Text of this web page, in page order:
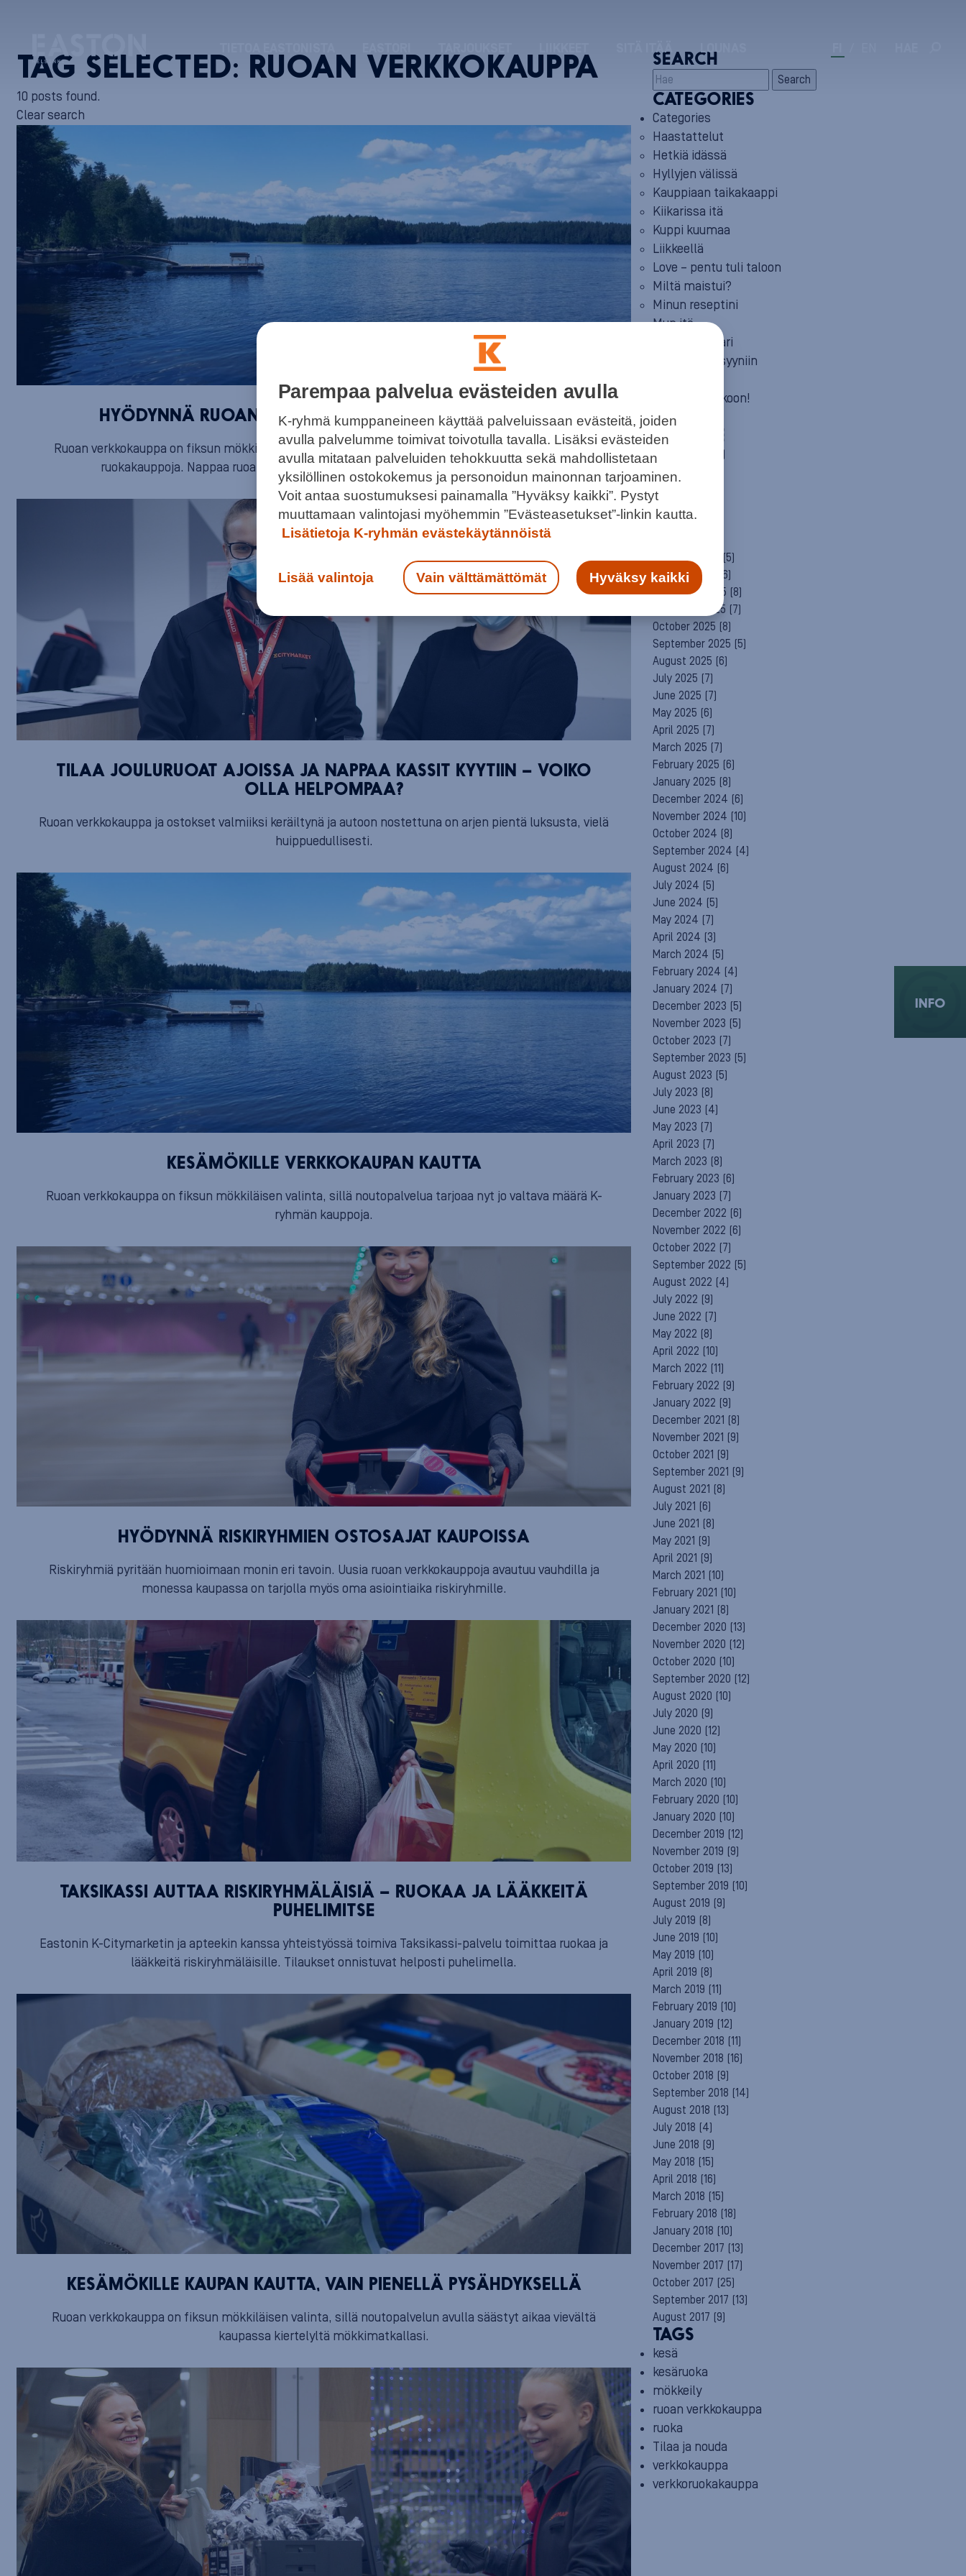
SITÄ ITÄÄ LOUNAS
SEARCH
Search
CATEGORIES
Categories
Haastattelut
Hetkiä idässä
Hyllyjen välissä
Kauppiaan taikakaappi
Kiikarissa itä
Kuppi kuumaa
Liikkeellä
Love – pentu tuli taloon
Miltä maistui?
Minun reseptini
Mun itä
Neuvosta vaari
Parempaan syyniin
Summeri soikoon!
Yleinen
ARCHIVE
August 2026
(1)
July 2026
June 2026
May 2026
April 2026
February 2026
(5)
January 2026
(6)
December 2025 (8)
November 2025 (7)
October 2025 (8)
September 2025 (5)
August 2025 (6)
July 2025 (7)
June 2025 (7)
May 2025 (6)
April 2025 (7)
March 2025 (7)
February 2025 (6)
January 2025 (8)
December 2024 (6)
November 2024 (10)
October 2024 (8)
September 2024 (4)
August 2024 (6)
July 2024 (5)
June 2024 (5)
May 2024 (7)
April 2024 (3)
March 2024 (5)
February 2024 (4)
January 2024 (7)
December 2023 (5)
November 2023 (5)
October 2023 (7)
September 2023 (5)
August 2023 (5)
July 2023 (8)
June 2023 (4)
May 2023 (7)
April 2023 (7)
March 2023 (8)
February 2023 (6)
January 2023 (7)
December 2022 (6)
November 2022 (6)
October 2022 (7)
September 2022 (5)
August 2022 (4)
July 2022 (9)
June 2022 (7)
May 2022 (8)
April 2022 (10)
March 2022 (11)
February 2022 (9)
January 2022 (9)
December 2021 (8)
November 2021 (9)
October 2021 (9)
September 2021 (9)
August 2021 (8)
July 2021 (6)
June 2021 (8)
May 2021 (9)
April 2021 (9)
March 2021 (10)
February 2021 (10)
January 2021 (8)
December 2020 (13)
November 2020 (12)
October 2020 (10)
September 2020 (12)
August 2020 (10)
July 2020 (9)
June 2020 (12)
May 2020 (10)
April 2020 (11)
March 2020 (10)
February 2020 (10)
January 2020 (10)
December 2019 (12)
November 2019 (9)
October 2019 (13)
September 2019 (10)
August 2019 (9)
July 2019 (8)
June 2019 (10)
May 2019 (10)
April 2019 (8)
March 2019 (11)
February 2019 (10)
January 2019 (12)
December 2018 (11)
November 2018 (16)
October 2018 (9)
September 2018 (14)
August 2018 (13)
July 2018 (4)
June 2018 (9)
May 2018 (15)
April 2018 (16)
March 2018 (15)
February 2018 (18)
January 2018 (10)
December 2017 (13)
November 2017 (17)
October 2017 (25)
September 2017 (13)
August 2017 (9)
TAGS
kesä
kesäruoka
mökkeily
ruoan verkkokauppa
ruoka
Tilaa ja nouda
verkkokauppa
verkkoruokakauppa
TAG SELECTED: RUOAN VERKKOKAUPPA
10 posts found.
Clear search
HYÖDYNNÄ RUOAN VERKKOKAUPPAA KESÄOSTOKSILLE
Ruoan verkkokauppa on fiksun mökkiläisen valinta, sillä noutopalvelu löytyy valtaosasta K-ryhmän
ruokakauppoja. Nappaa ruoat mukaan Eastonista tai hyödynnä muita K-kauppoja.
TILAA JOULURUOAT AJOISSA JA NAPPAA KASSIT KYYTIIN – VOIKO
OLLA HELPOMPAA?
Ruoan verkkokauppa ja ostokset valmiiksi keräiltynä ja autoon nostettuna on arjen pientä luksusta, vielä
huippuedullisesti.
KESÄMÖKILLE VERKKOKAUPAN KAUTTA
Ruoan verkkokauppa on fiksun mökkiläisen valinta, sillä noutopalvelua tarjoaa nyt jo valtava määrä K-
ryhmän kauppoja.
HYÖDYNNÄ RISKIRYHMIEN OSTOSAJAT KAUPOISSA
Riskiryhmiä pyritään huomioimaan monin eri tavoin. Uusia ruoan verkkokauppoja avautuu vauhdilla ja
monessa kaupassa on tarjolla myös oma asiointiaika riskiryhmille.
TAKSIKASSI AUTTAA RISKIRYHMÄLÄISIÄ – RUOKAA JA LÄÄKKEITÄ
PUHELIMITSE
Eastonin K-Citymarketin ja apteekin kanssa yhteistyössä toimiva Taksikassi-palvelu toimittaa ruokaa ja
lääkkeitä riskiryhmäläisille. Tilaukset onnistuvat helposti puhelimella.
KESÄMÖKILLE KAUPAN KAUTTA, VAIN PIENELLÄ PYSÄHDYKSELLÄ
Ruoan verkkokauppa on fiksun mökkiläisen valinta, sillä noutopalvelun avulla säästyt aikaa vievältä
kaupassa kiertelyltä mökkimatkallasi.
INFO
Parempaa palvelua evästeiden avulla
K-ryhmä kumppaneineen käyttää palveluissaan evästeitä, joiden
avulla palvelumme toimivat toivotulla tavalla. Lisäksi evästeiden
avulla mitataan palveluiden tehokkuutta sekä mahdollistetaan
yksilöllinen ostokokemus ja personoidun mainonnan tarjoaminen.
Voit antaa suostumuksesi painamalla ”Hyväksy kaikki”. Pystyt
muuttamaan valintojasi myöhemmin ”Evästeasetukset”-linkin kautta.
Lisätietoja K-ryhmän evästekäytännöistä
Lisää valintoja Vain välttämättömät Hyväksy kaikki